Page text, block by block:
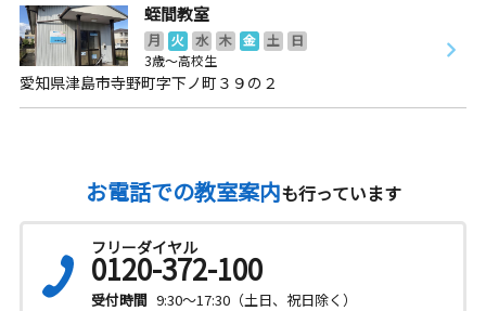
蛭間教室
月 火 水 木 金 土
日
3歳～高校生
愛知県津島市寺野町字下ノ町３９の２
お電話での教室案内も行っています
フリーダイヤル
0120-372-100
受付時間 9:30～17:30（土日、祝日除く）